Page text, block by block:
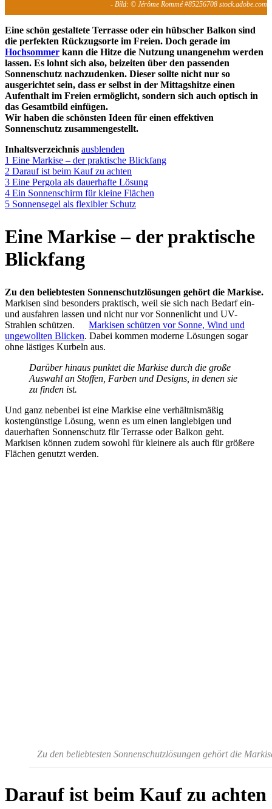
- Bild: © Jérôme Rommé #85256708 stock.adobe.com
Eine schön gestaltete Terrasse oder ein hübscher Balkon sind
die perfekten Rückzugsorte im Freien. Doch gerade im
Hochsommer kann die Hitze die Nutzung unangenehm werden
lassen. Es lohnt sich also, beizeiten über den passenden
Sonnenschutz nachzudenken. Dieser sollte nicht nur so
ausgerichtet sein, dass er selbst in der Mittagshitze einen
Aufenthalt im Freien ermöglicht, sondern sich auch optisch in
das Gesamtbild einfügen.
Wir haben die schönsten Ideen für einen effektiven
Sonnenschutz zusammengestellt.
Inhaltsverzeichnis ausblenden
1 Eine Markise – der praktische Blickfang
2 Darauf ist beim Kauf zu achten
3 Eine Pergola als dauerhafte Lösung
4 Ein Sonnenschirm für kleine Flächen
5 Sonnensegel als flexibler Schutz
Eine Markise – der praktische
Blickfang
Zu den beliebtesten Sonnenschutzlösungen gehört die Markise.
Markisen sind besonders praktisch, weil sie sich nach Bedarf ein-
und ausfahren lassen und nicht nur vor Sonnenlicht und UV-
Strahlen schützen.
Markisen schützen vor Sonne, Wind und
ungewollten Blicken. Dabei kommen moderne Lösungen sogar
ohne lästiges Kurbeln aus.
Darüber hinaus punktet die Markise durch die große
Auswahl an Stoffen, Farben und Designs, in denen sie
zu finden ist.
Und ganz nebenbei ist eine Markise eine verhältnismäßig
kostengünstige Lösung, wenn es um einen langlebigen und
dauerhaften Sonnenschutz für Terrasse oder Balkon geht.
Markisen können zudem sowohl für kleinere als auch für größere
Flächen genutzt werden.
Zu den beliebtesten Sonnenschutzlösungen gehört die
Darauf ist beim Kauf zu achten